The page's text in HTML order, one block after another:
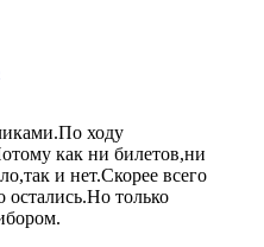
ходу
как ни билетов,ни
и нет.Скорее всего
только